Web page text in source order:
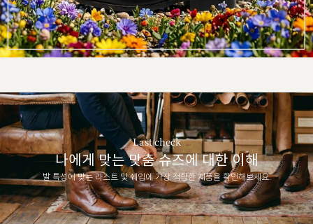
Last check
나에게 맞는 맞춤 슈즈에 대한 이해
발 특성에 맞는 라스트 및 쉐입에 가장 적합한 제품을 확인해보세요.